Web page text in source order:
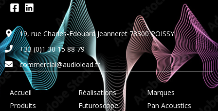
19, rue Charles-Edouard Jeanneret 78300 POISSY
+33 (0)1 30 15 88 79
commercial@audiolead.fr
Accueil
Produits
Réalisations
Futuroscope
Marques
Pan Acoustics